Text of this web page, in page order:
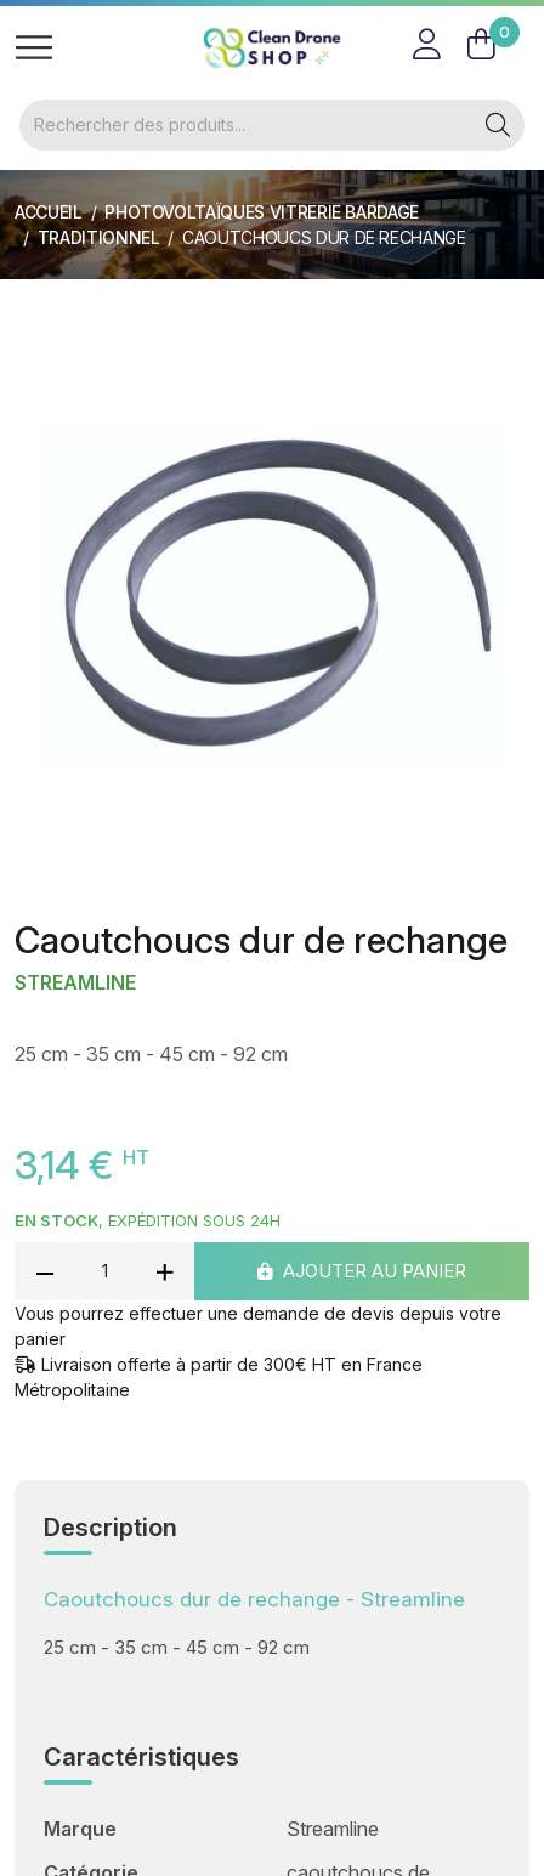
0
ACCUEIL
PHOTOVOLTAÏQUES VITRERIE BARDAGE
TRADITIONNEL
CAOUTCHOUCS DUR DE RECHANGE
Caoutchoucs dur de rechange
STREAMLINE
25 cm - 35 cm - 45 cm - 92 cm
3,14 € HT
EN STOCK, EXPÉDITION SOUS 24H
AJOUTER AU PANIER
Vous pourrez effectuer une demande de devis depuis votre
panier
Livraison offerte à partir de 300€ HT en France
Métropolitaine
Description
Caoutchoucs dur de rechange - Streamline
25 cm - 35 cm - 45 cm - 92 cm
Caractéristiques
Marque
Streamline